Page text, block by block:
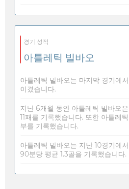
경기 성적
아틀레틱 빌바오
아틀레틱 빌바오는 마지막 경기에
이겼습니다.
지난 6개월 동안 아틀레틱 빌바오
11패를 기록했습니다. 또한 아틀레
부를 기록했습니다.
아틀레틱 빌바오는 지난 10경기에
90분당 평균 1.3골을 기록했습니다.